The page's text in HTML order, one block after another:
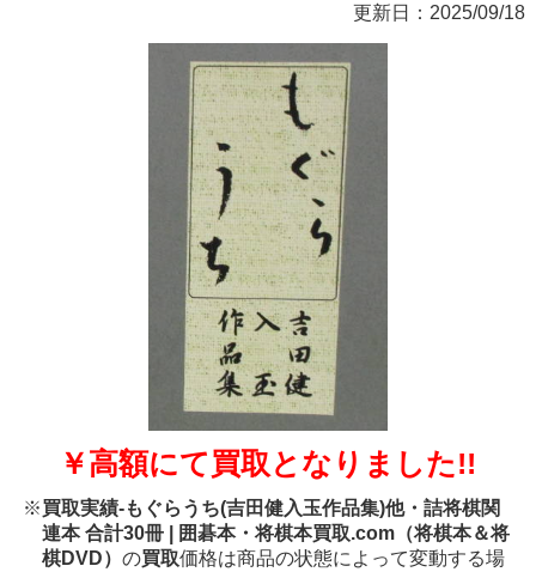
更新日：2025/09/18
￥高額にて買取となりました!!
※買取実績-もぐらうち(吉田健入玉作品集)他・詰将棋関
連本 合計30冊 | 囲碁本・将棋本買取.com（将棋本＆将
棋DVD） の買取価格は商品の状態によって変動する場